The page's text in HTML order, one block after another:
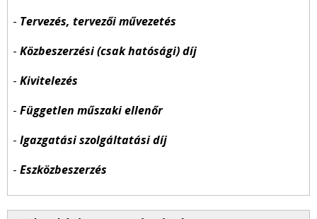
- Tervezés, tervezői művezetés
- Közbeszerzési (csak hatósági) díj
- Kivitelezés
- Független műszaki ellenőr
- Igazgatási szolgáltatási díj
- Eszközbeszerzés